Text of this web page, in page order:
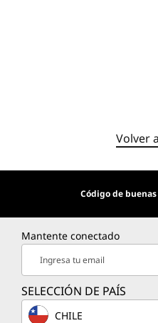
Volver
Código de buenas
Mantente conectado
Ingresa tu email
SELECCIÓN DE PAÍS
CHILE